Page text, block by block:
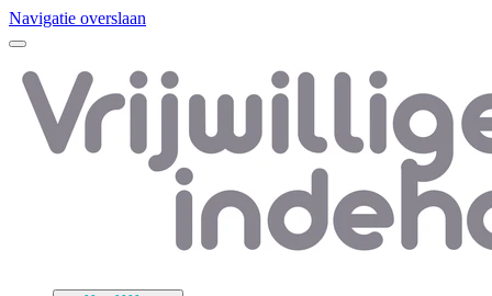
Navigatie overslaan